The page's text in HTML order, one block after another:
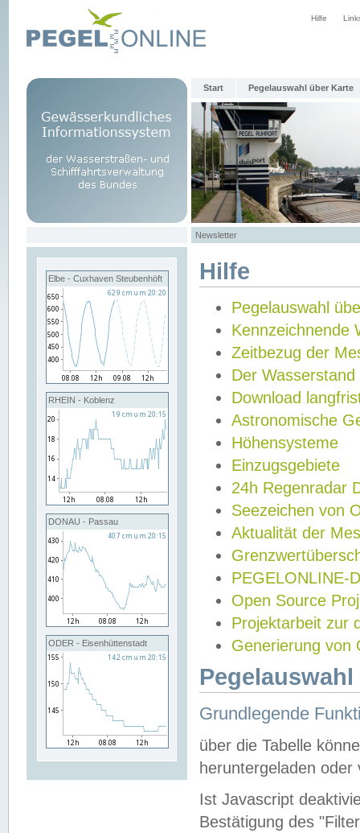
Hilfe
Start Pegelauswahl über Karte
Newsletter
Elbe - Cuxhaven Steubenhöft
RHEIN - Koblenz
DONAU - Passau
ODER - Eisenhüttenstadt
Hilfe
Pegelauswahl
Kennzeichnende
Zeitbezug der
Der Wasserstand
Download
Astronomische
Höhensysteme
Einzugsgebiete
24h Regenradar
Seezeichen von
Aktualität der
PEGELONLINE-
Open Source
Projektarbeit zur
Generierung von
Grundlegende
über die Tabelle
heruntergeladen oder
Ist Javascript
Bestätigung des